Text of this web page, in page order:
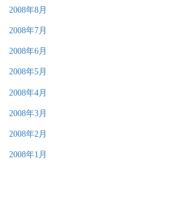
2008年8月
2008年7月
2008年6月
2008年5月
2008年4月
2008年3月
2008年2月
2008年1月